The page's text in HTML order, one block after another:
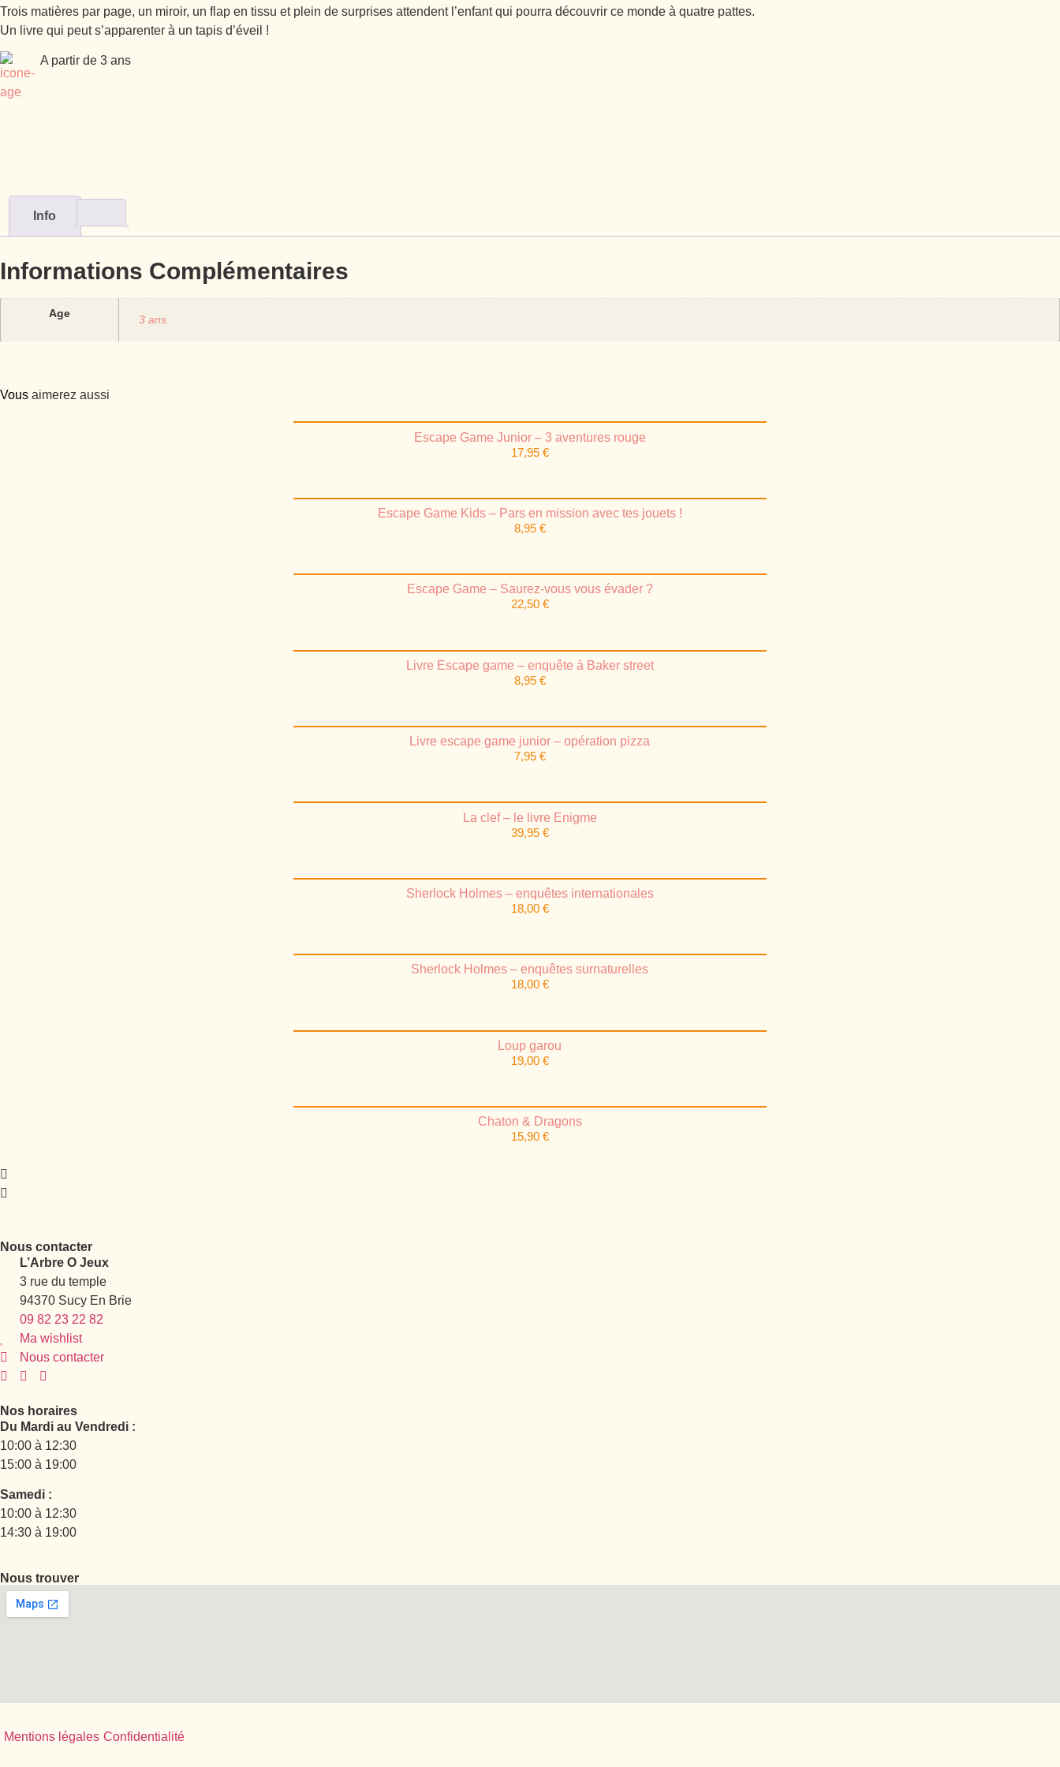
Trois matières par page, un miroir, un flap en tissu et plein de surprises attendent l’enfant qui pourra découvrir ce monde à quatre pattes.
Un livre qui peut s’apparenter à un tapis d’éveil !
A partir de 3 ans
Info
Informations Complémentaires
Age 3 ans
Vous aimerez aussi
Escape Game Junior – 3 aventures rouge
17,95 €
Escape Game Kids – Pars en mission avec tes jouets !
8,95 €
Escape Game – Saurez-vous vous évader ?
22,50 €
Livre Escape game – enquête à Baker street
8,95 €
Livre escape game junior – opération pizza
7,95 €
La clef – le livre Enigme
39,95 €
Sherlock Holmes – enquêtes internationales
18,00 €
Sherlock Holmes – enquêtes surnaturelles
18,00 €
Loup garou
19,00 €
Chaton & Dragons
15,90 €
Nous contacter
L’Arbre O Jeux
3 rue du temple
94370 Sucy En Brie
09 82 23 22 82
Ma wishlist
Nous contacter
Nos horaires
Du Mardi au Vendredi :
10:00 à 12:30
15:00 à 19:00
Samedi :
10:00 à 12:30
14:30 à 19:00
Nous trouver
Mentions légales Confidentialité